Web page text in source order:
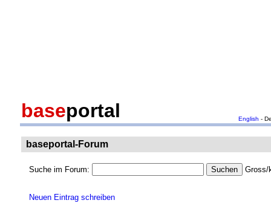
baseportal English -
baseportal-Forum
Suche im Forum: Gross/
Neuen Eintrag schreiben